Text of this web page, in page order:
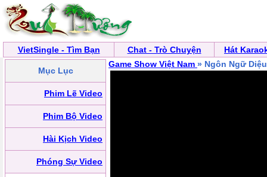
VietSingle - Tìm Bạn Chat - Trò Chuyện Hát
Mục Lục
Phim Lẽ Video
Phim Bộ Video
Hài Kịch Video
Phóng Sự Video
Game Show Việt Nam » Ngôn Ngữ